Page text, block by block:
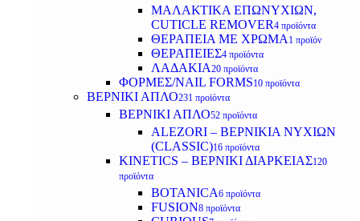
ΜΑΛΑΚΤΙΚΑ ΕΠΩΝΥΧΙΩΝ,
CUTICLE REMOVER4 προϊόντα
ΘΕΡΑΠΕΙΑ ΜΕ ΧΡΩΜΑ 1 προϊόν
ΘΕΡΑΠΕΙΕΣ4 προϊόντα
ΛΑΔΑΚΙΑ20 προϊόντα
ΦΟΡΜΕΣ/NAIL FORMS10 προϊόντα
ΒΕΡΝΙΚΙ ΑΠΛΟ231 προϊόντα
ΒΕΡΝΙΚΙ ΑΠΛΟ52 προϊόντα
ALEZORI – ΒΕΡΝΙΚΙΑ ΝΥΧΙΩΝ
(CLASSIC)16 προϊόντα
KINETICS – ΒΕΡΝΙΚΙ ΔΙΑΡΚΕΙΑΣ120
προϊόντα
BOTANICA6 προϊόντα
FUSION8 προϊόντα